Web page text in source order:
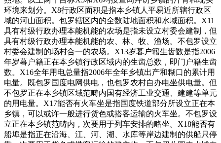
环境来划分。X8行政区面积是指本乡镇人平易近所辖行政区
域的河山面积。包罗辖区内的全数陆地面积和水域面积。X11
具有村级行政办理本能机能的农场是指未设立村委会建制，但
具有村级行政办理本能机能的农、林、牧、渔场。不包罗设立
村委会建制的场村合一的农场。X13岁暮户籍生齿数是指2006
年岁暮户籍正在本乡镇行政区域内的生齿总数，即门户籍生齿
数。X16全年用电总量指2006年全年乡镇出产和糊口的累计用
电量。既包罗国度电网供电，也包罗农村自办电坐供电量。但
不包罗正在本乡镇区域范畴内国有经济工业交通、建建等单元
的用电量。X17能否有火车坐是指国度铁道部分所设立正在本
乡镇，可以或许一般进行货色或搭客运输的火车坐。不包罗设
立正在本乡镇范畴内，次要用于列车安排的略坐。X18能否有
船埠是指正在沿海、江、河、湖、水库等岸边建制的供船只停